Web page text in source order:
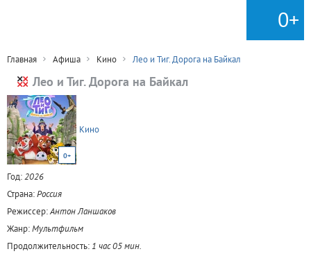
0+
Главная Афиша Кино Лео и Тиг. Дорога на Байкал
Лео и Тиг. Дорога на Байкал
0+
Кино
Год:2026
Страна:Россия
Режиссер:Антон Ланшаков
Жанр:Мультфильм
Продолжительность: 1 час 05 мин.